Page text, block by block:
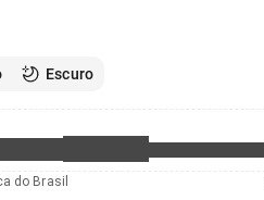
Escuro
do Brasil